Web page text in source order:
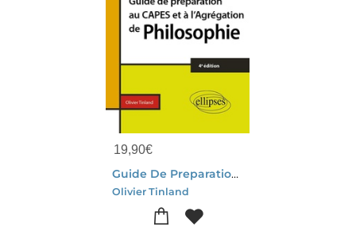
19,90€
Guide De Preparation Au Capes Et A L'agregation De Philosophie (4e Edition)
Olivier Tinland